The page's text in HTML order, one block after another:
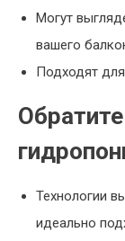
Могут
вашего
Подходят
Технологии
идеально